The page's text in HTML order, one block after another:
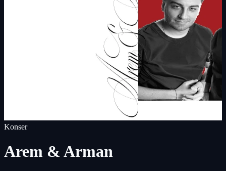
Konser
Arem & Arman